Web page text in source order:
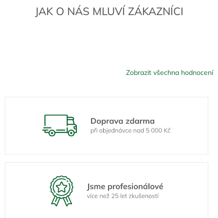
JAK O NÁS MLUVÍ ZÁKAZNÍCI
Zobrazit všechna hodnocení